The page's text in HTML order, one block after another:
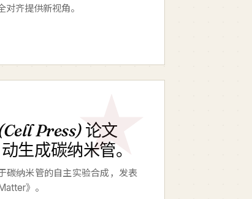
齐提供新视角。
Press) 论文
生成碳纳米管。
纳米管的自主实验合成，发表
》。